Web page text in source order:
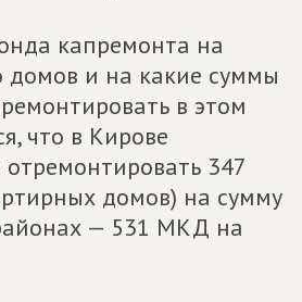
капремонта на
домов и на какие суммы
в этом
что в Кирове
347
домов) на сумму
— 531 МКД на